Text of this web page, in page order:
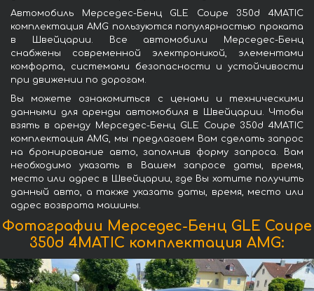
Автомобиль Мерседес-Бенц GLE Coupe 350d 4MATIC
комплектация AMG пользуются популярностью проката
в Швейцарии. Все автомобили Мерседес-Бенц
снабжены современной электроникой, элементами
комфорта, системами безопасности и устойчивости
при движении по дорогам.
Вы можете ознакомиться с ценами и техническими
данными для аренды автомобиля в Швейцарии. Чтобы
взять в аренду Мерседес-Бенц GLE Coupe 350d 4MATIC
комплектация AMG, мы предлагаем Вам сделать запрос
на бронирование авто, заполнив форму запроса. Вам
необходимо указать в Вашем запросе даты, время,
место или адрес в Швейцарии, где Вы хотите получить
данный авто, а также указать даты, время, место или
адрес возврата машины.
Фотографии Мерседес-Бенц GLE Coupe
350d 4MATIC комплектация AMG: